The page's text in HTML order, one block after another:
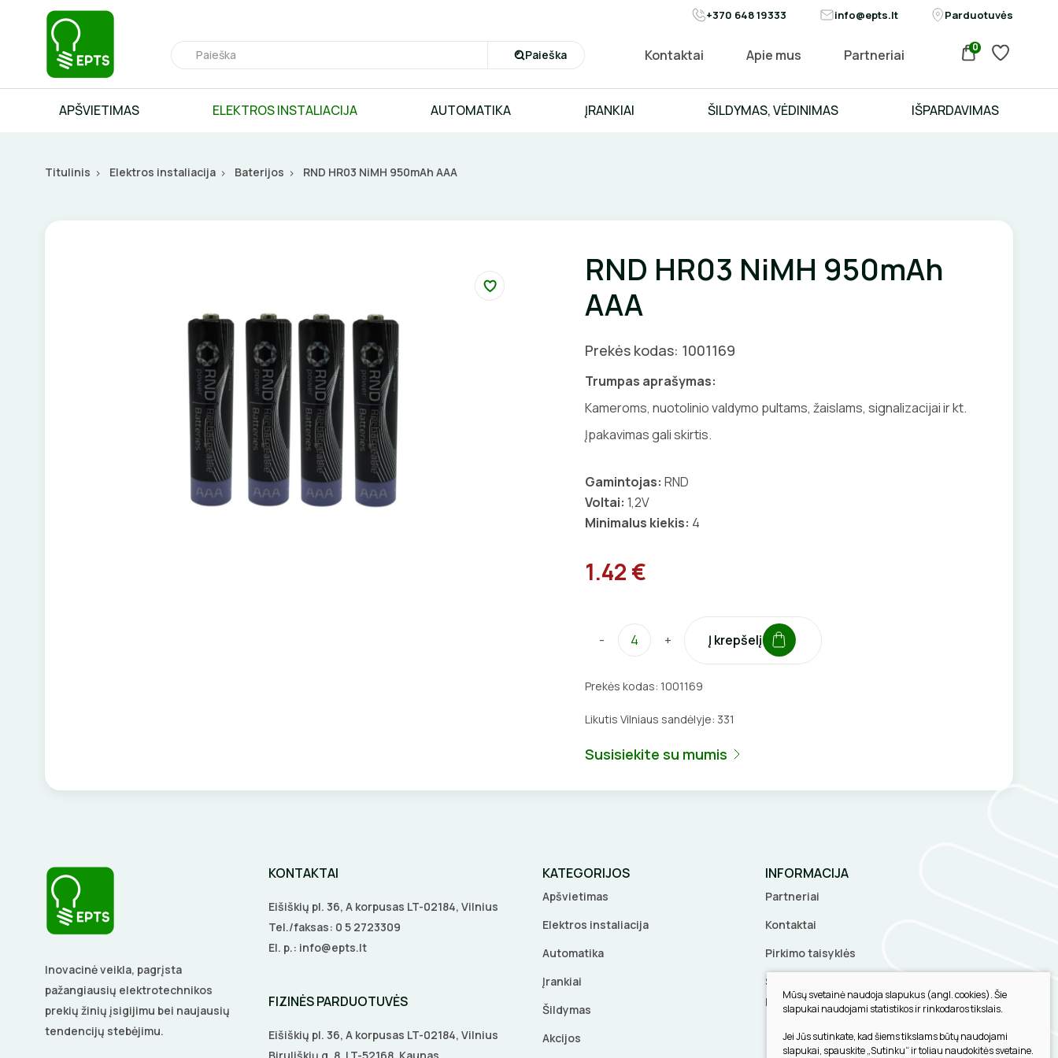
+370 648 19333 info@epts.lt Parduotuvės
Paieška Kontaktai Apie mus Partneriai 0
APŠVIETIMAS ELEKTROS INSTALIACIJA AUTOMATIKA ĮRANKIAI ŠILDYMAS, VĖDINIMAS IŠPARDAVIMAS
Titulinis Elektros instaliacija Baterijos RND HR03 NiMH 950mAh AAA
RND HR03 NiMH 950mAh
AAA
Prekės kodas: 1001169
Trumpas aprašymas:
Kameroms, nuotolinio valdymo pultams, žaislams, signalizacijai ir kt.
Įpakavimas gali skirtis.
Gamintojas: RND
Voltai: 1,2V
Minimalus kiekis: 4
1.42 €
- + Į krepšelį
Prekės kodas: 1001169
Likutis Vilniaus sandėlyje: 331
Susisiekite su mumis
Inovacinė veikla, pagrįsta
pažangiausių elektrotechnikos
prekių žinių įsigijimu bei naujausių
tendencijų stebėjimu.
KONTAKTAI
Eišiškių pl. 36, A korpusas LT-02184, Vilnius
Tel./faksas: 0 5 2723309
El. p.: info@epts.lt
FIZINĖS PARDUOTUVĖS
Eišiškių pl. 36, A korpusas LT-02184, Vilnius
KATEGORIJOS
Apšvietimas
Elektros instaliacija
Automatika
Įrankiai
Šildymas
Akcijos
INFORMACIJA
Partneriai
Kontaktai
Pirkimo taisyklės
Slapukų parinktys
Privatumo politika
Mūsų svetainė naudoja slapukus (angl. cookies). Šie
slapukai naudojami statistikos ir rinkodaros tikslais.
Jei Jūs sutinkate, kad šiems tikslams būtų naudojami
slapukai, spauskite „Sutinku“ ir toliau naudokitės svetaine.